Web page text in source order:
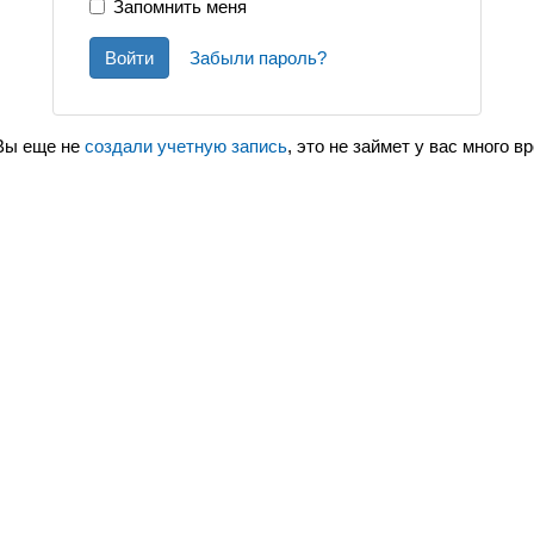
Запомнить меня
Войти Забыли пароль?
еще не создали учетную запись, это не займет у вас много